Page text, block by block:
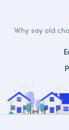
Why say old